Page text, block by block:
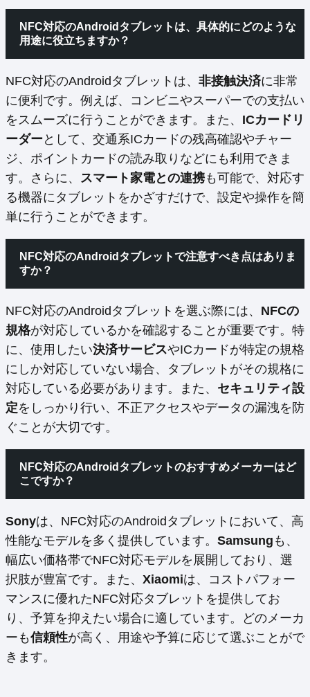
NFC対応のAndroidタブレットは、具体的にどのような
用途に役立ちますか？
NFC対応のAndroidタブレットは、 非接触決済に非常
に便利です。例えば、コンビニやスーパーでの支払い
をスムーズに行うことができます。また、 ICカードリ
ーダーとして、交通系ICカードの残高確認やチャー
ジ、ポイントカードの読み取りなどにも利用できま
す。さらに、 スマート家電との連携も可能で、対応す
る機器にタブレットをかざすだけで、設定や操作を簡
単に行うことができます。
NFC対応のAndroidタブレットで注意すべき点はありま
すか？
NFC対応のAndroidタブレットを選ぶ際には、 NFCの
規格が対応しているかを確認することが重要です。特
に、使用したい決済サービスやICカードが特定の規格
にしか対応していない場合、タブレットがその規格に
対応している必要があります。また、 セキュリティ設
定をしっかり行い、不正アクセスやデータの漏洩を防
ぐことが大切です。
NFC対応のAndroidタブレットのおすすめメーカーはど
こですか？
Sonyは、NFC対応のAndroidタブレットにおいて、高
性能なモデルを多く提供しています。 Samsung も、
幅広い価格帯でNFC対応モデルを展開しており、選
択肢が豊富です。また、 Xiaomiは、コストパフォー
マンスに優れたNFC対応タブレットを提供してお
り、予算を抑えたい場合に適しています。どのメーカ
ーも信頼性が高く、用途や予算に応じて選ぶことがで
きます。